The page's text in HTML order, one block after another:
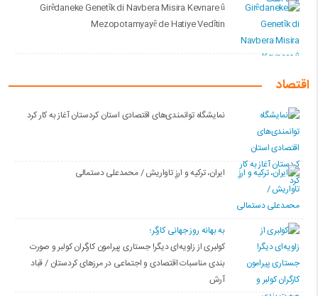
Girêdaneke Genetîk di Navbera Misira Kevnare û
Mezopotamyayê de Hatiye Vedîtin
اقتصاد
نمایشگاه توانمندی‌های اقتصادی استان کردستان آغاز به کار کرد
ایران، ترکیه و ارزِ تاواریش / محمدعلی دستمالی
به بهانه روز جهانی کارگر؛
کولبری از زاویه‌ای دیگر! جستاری پیرامون کارگران کولبر و صورت
بندی مناسبات اقتصادی و اجتماعی در مرزهای کردستان / قباد
آرش